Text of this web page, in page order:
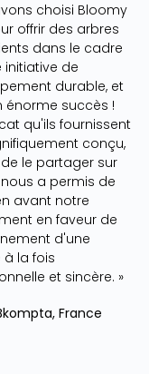
choisi Bloomy
offrir des arbres
dans le cadre
initiative de
durable, et
énorme succès !
qu'ils fournissent
conçu,
le partager sur
nous a permis de
avant notre
en faveur de
d'une
à la fois
et sincère. »
France